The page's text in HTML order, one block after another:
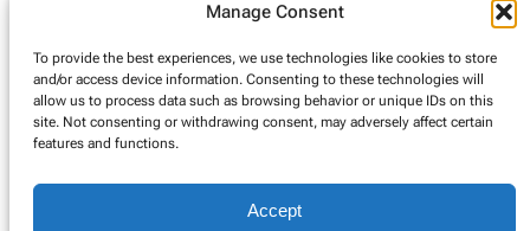
Manage Consent
To provide the best experiences, we use technologies like cookies to store
and/or access device information. Consenting to these technologies will
allow us to process data such as browsing behavior or unique IDs on this
site. Not consenting or withdrawing consent, may adversely affect certain
features and functions.
Accept
Website